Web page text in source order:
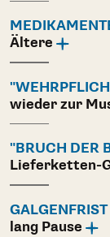
Ältere
wieder zur
"BRUCH DER
Lieferketten-
lang Pause